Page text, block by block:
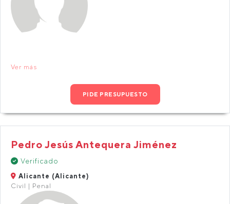
Ver más
PIDE PRESUPUESTO
Pedro Jesús Antequera Jiménez
Verificado
Alicante (Alicante)
Civil | Penal